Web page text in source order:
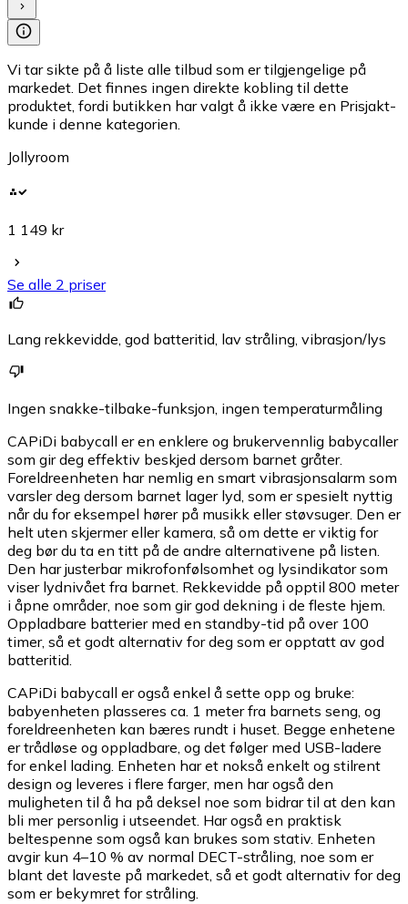
Vi tar sikte på å liste alle tilbud som er tilgjengelige på
markedet. Det finnes ingen direkte kobling til dette
produktet, fordi butikken har valgt å ikke være en Prisjakt-
kunde i denne kategorien.
Jollyroom
1 149 kr
Se alle 2 priser
Lang rekkevidde, god batteritid, lav stråling, vibrasjon/lys
Ingen snakke-tilbake-funksjon, ingen temperaturmåling
CAPiDi babycall er en enklere og brukervennlig babycaller
som gir deg effektiv beskjed dersom barnet gråter.
Foreldreenheten har nemlig en smart vibrasjonsalarm som
varsler deg dersom barnet lager lyd, som er spesielt nyttig
når du for eksempel hører på musikk eller støvsuger. Den er
helt uten skjermer eller kamera, så om dette er viktig for
deg bør du ta en titt på de andre alternativene på listen.
Den har justerbar mikrofonfølsomhet og lysindikator som
viser lydnivået fra barnet. Rekkevidde på opptil 800 meter
i åpne områder, noe som gir god dekning i de fleste hjem.
Oppladbare batterier med en standby-tid på over 100
timer, så et godt alternativ for deg som er opptatt av god
batteritid.
CAPiDi babycall er også enkel å sette opp og bruke:
babyenheten plasseres ca. 1 meter fra barnets seng, og
foreldreenheten kan bæres rundt i huset. Begge enhetene
er trådløse og oppladbare, og det følger med USB-ladere
for enkel lading. Enheten har et nokså enkelt og stilrent
design og leveres i flere farger, men har også den
muligheten til å ha på deksel noe som bidrar til at den kan
bli mer personlig i utseendet. Har også en praktisk
beltespenne som også kan brukes som stativ. Enheten
avgir kun 4–10 % av normal DECT-stråling, noe som er
blant det laveste på markedet, så et godt alternativ for deg
som er bekymret for stråling.